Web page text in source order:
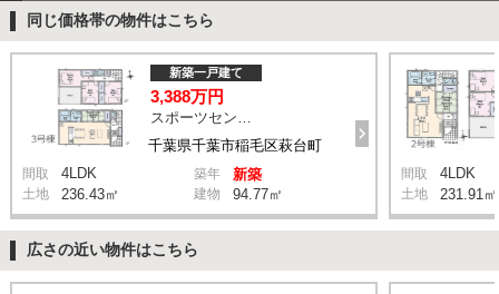
同じ価格帯の物件はこちら
千葉県千葉市稲毛区萩台町
新築一戸建て
3,388万円
間取 4LDK 築年 新築
土地 236.43㎡ 建物 94.77㎡
間取 4LDK
土地 231.91㎡
広さの近い物件はこちら